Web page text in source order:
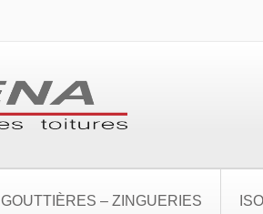
GOUTTIÈRES – ZINGUERIES